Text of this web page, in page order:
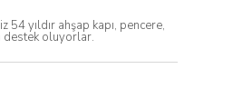
yıldır ahşap kapı, pencere,
destek oluyorlar.